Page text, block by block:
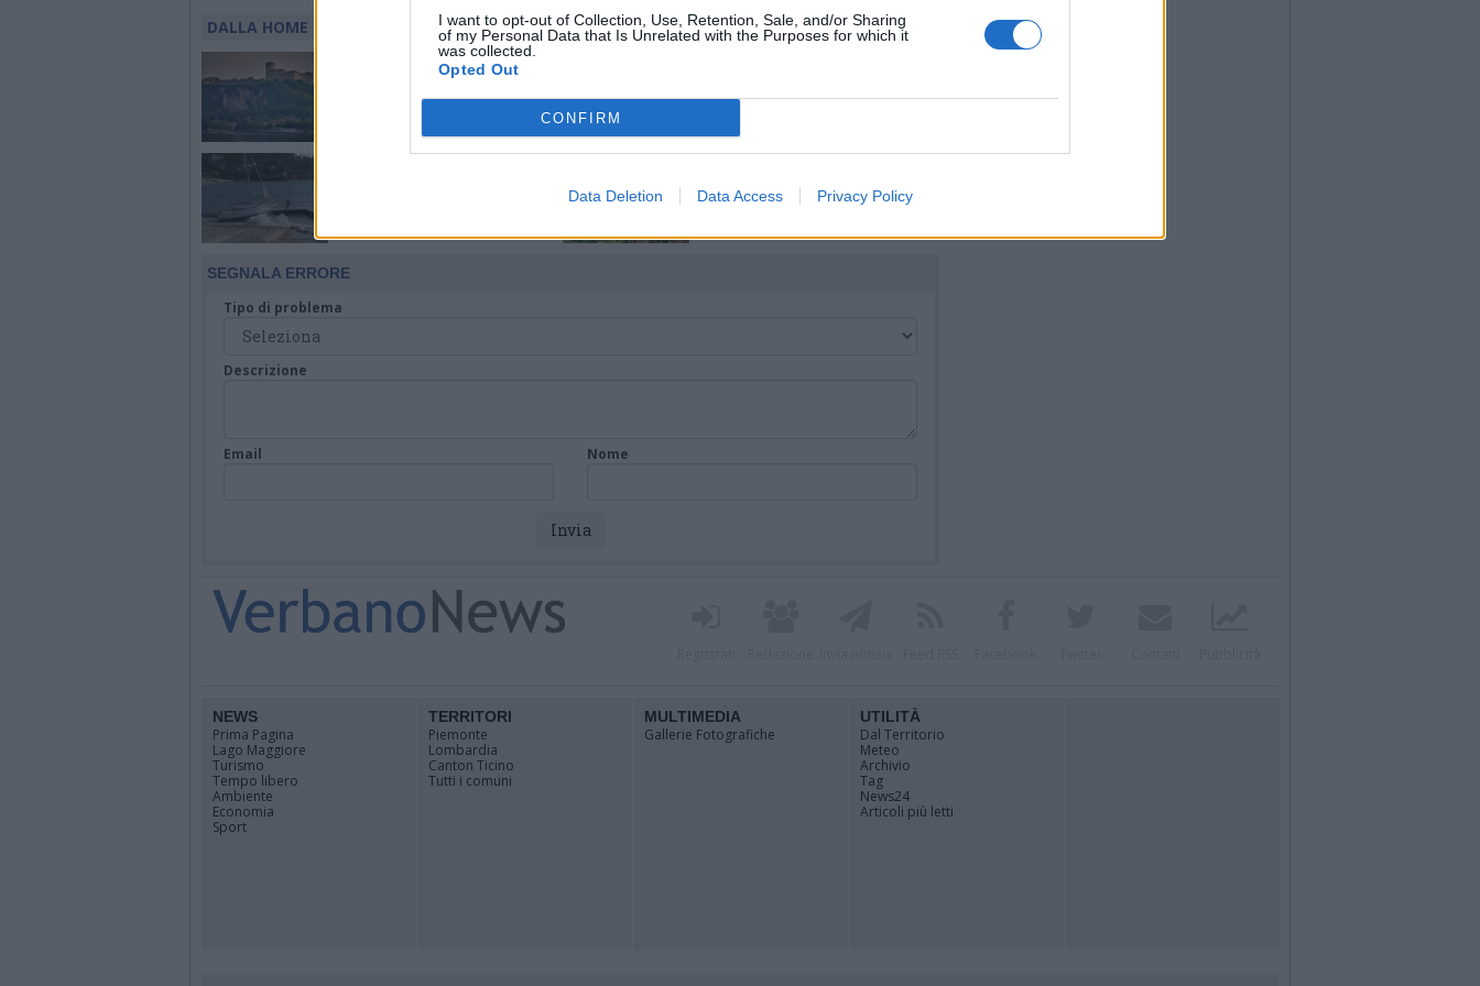
I want to opt-out of Collection, Use, Retention, Sale, and/or Sharing
of my Personal Data that Is Unrelated with the Purposes for which it
was collected.
Opted Out
CONFIRM
Data Deletion Data Access Privacy Policy
DALLA HOME
Due settimane tra cinema,
musica e mercatini colorano
Arona si svela al tramonto
LAVENO MOMBELLO
AGRATE CONTURBIA
al Parco Faunistico di Agrate
SEGNALA ERRORE
Tipo di problema
Descrizione
Email Nome
NEWS
Prima Pagina
Lago Maggiore
Turismo
Tempo libero
Ambiente
Economia
Sport
TERRITORI
Piemonte
Lombardia
Canton Ticino
Tutti i comuni
MULTIMEDIA
Gallerie Fotografiche
UTILITÀ
Dal Territorio
Meteo
Archivio
Tag
News24
Articoli più letti